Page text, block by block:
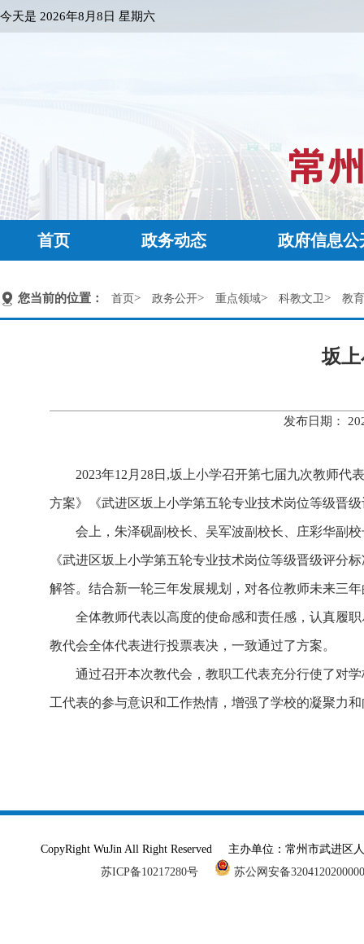
今天是 2026年8月8日 星期六
首页 政务动态 政府信息公
您当前的位置： 首页> 政务公开> 重点领域> 科教文卫> 教
坂
发布日期：
2023年12 月 28日 ,坂上小学召开第七届九次教师代
方案》《武进区坂上小学第五轮专业技术岗位等级晋
会上，朱泽砚副校长、吴军波副校长、庄彩华副
《武进区坂上小学第五轮专业技术岗位等级晋级评分
解答。结合新一轮三年发展规划，对各位教师未来三
全体教师代表以高度的使命感和责任感，认真履
教代会全体代表进行投票表决，一致通过了方案。
通过召开本次教代会，教职工代表充分行使了对
工代表的参与意识和工作热情，增强了学校的凝聚力
CopyRight WuJin All Right Reserved 主办单位：常州市武进
苏ICP备10217280号
苏公网安备